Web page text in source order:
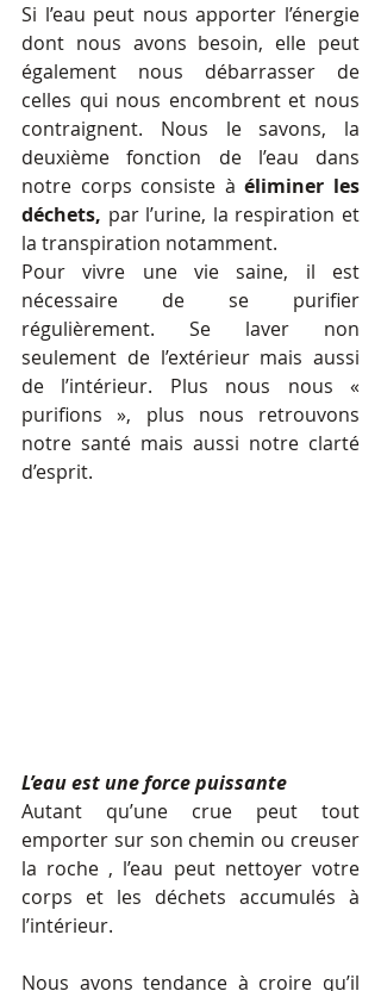
Si l’eau peut nous apporter l’énergie
dont nous avons besoin, elle peut
également nous débarrasser de
celles qui nous encombrent et nous
contraignent. Nous le savons, la
deuxième fonction de l’eau dans
notre corps consiste à éliminer les
déchets, par l’urine, la respiration et
la transpiration notamment.
Pour vivre une vie saine, il est
nécessaire de se purifier
régulièrement. Se laver non
seulement de l’extérieur mais aussi
de l’intérieur. Plus nous nous «
purifions », plus nous retrouvons
notre santé mais aussi notre clarté
d’esprit.
L’eau est une force puissante
Autant qu’une crue peut tout
emporter sur son chemin ou creuser
la roche , l’eau peut nettoyer votre
corps et les déchets accumulés à
l’intérieur.
Nous avons tendance à croire qu’il